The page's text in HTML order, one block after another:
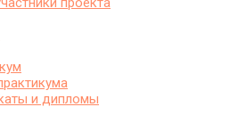
и дипломы